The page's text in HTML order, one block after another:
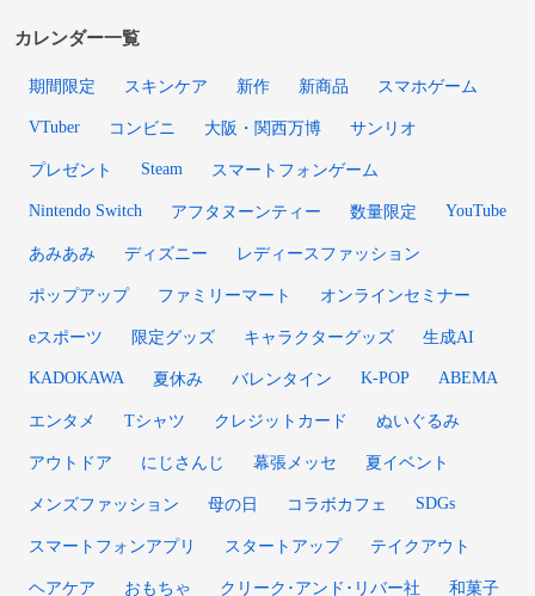
カレンダー一覧
期間限定 スキンケア 新作 新商品 スマホゲーム
VTuber コンビニ 大阪・関西万博 サンリオ
プレゼント Steam スマートフォンゲーム
Nintendo Switch アフタヌーンティー 数量限定 YouTube
あみあみ ディズニー レディースファッション
ポップアップ ファミリーマート オンラインセミナー
eスポーツ 限定グッズ キャラクターグッズ 生成AI
KADOKAWA 夏休み バレンタイン K-POP ABEMA
エンタメ Tシャツ クレジットカード ぬいぐるみ
アウトドア にじさんじ 幕張メッセ 夏イベント
メンズファッション 母の日 コラボカフェ SDGs
スマートフォンアプリ スタートアップ テイクアウト
ヘアケア おもちゃ クリーク･アンド･リバー社 和菓子